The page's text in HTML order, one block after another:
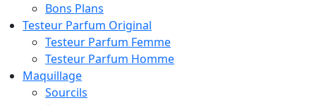
Bons Plans
Testeur Parfum Original
Testeur Parfum Femme
Testeur Parfum Homme
Maquillage
Sourcils